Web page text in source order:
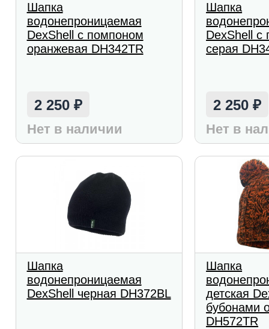
Шапка
водонепроницаемая
DexShell с помпоном
оранжевая DH342TR
2 250 ₽
Нет в наличии
Шапка
DexShell с
серая
2 250₽
Нет в
Шапка
водонепроницаемая
DexShell черная DH372BL
Шапка
детская
бубонами
DH572TR